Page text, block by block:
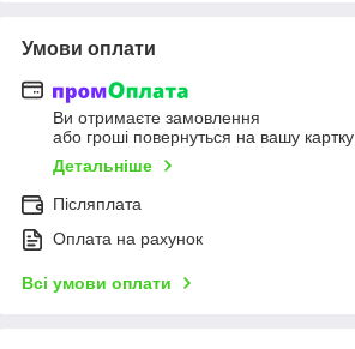
Умови оплати
Ви отримаєте замовлення
або гроші повернуться на вашу картку
Детальніше
Післяплата
Оплата на рахунок
Всі умови оплати